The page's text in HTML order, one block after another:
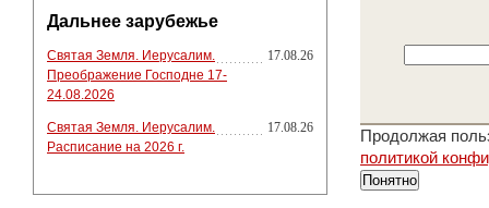
Дальнее зарубежье
Святая Земля. Иерусалим.
Преображение Господне 17-
24.08.2026
17.08.26
Святая Земля. Иерусалим.
Расписание на 2026 г.
17.08.26
Продолжая
политикой
Понятно